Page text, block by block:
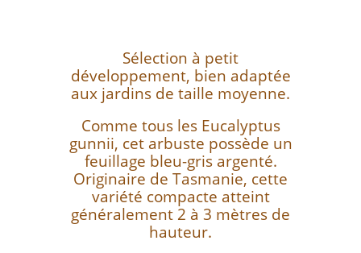
Sélection à petit
développement, bien adaptée
aux jardins de taille moyenne.
Comme tous les Eucalyptus
gunnii, cet arbuste possède un
feuillage bleu-gris argenté.
Originaire de Tasmanie, cette
variété compacte atteint
généralement 2 à 3 mètres de
hauteur.